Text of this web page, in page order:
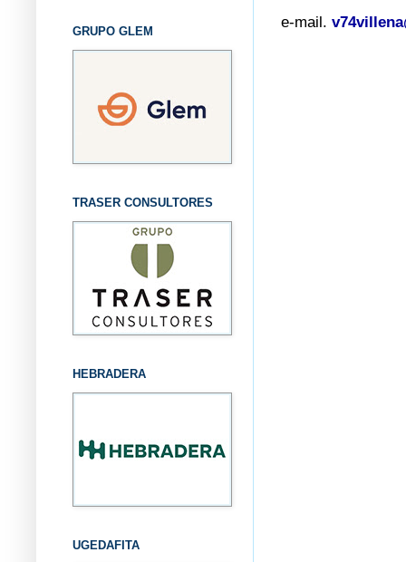
e-mail.
GRUPO GLEM
TRASER CONSULTORES
HEBRADERA
UGEDAFITA